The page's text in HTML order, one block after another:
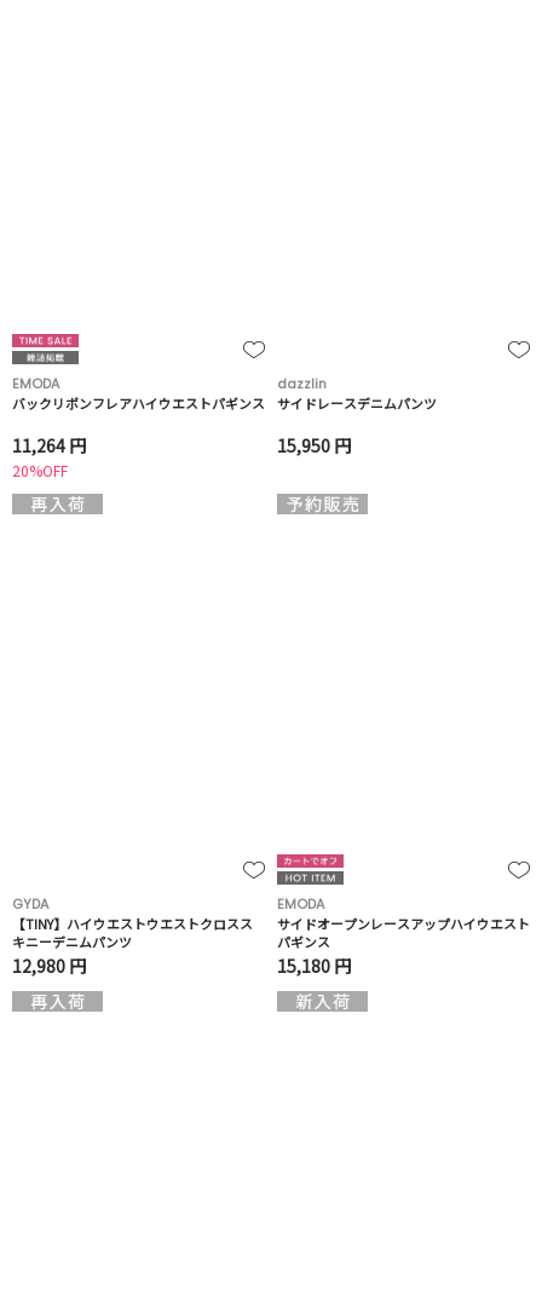
EMODA
バックリボンフレアハイウエストパギンス
11,264 円
20%OFF
dazzlin
サイドレースデニムパンツ
15,950 円
GYDA
【TINY】ハイウエストウエストクロスス
キニーデニムパンツ
12,980 円
EMODA
サイドオープンレースアップハイウエスト
パギンス
15,180 円